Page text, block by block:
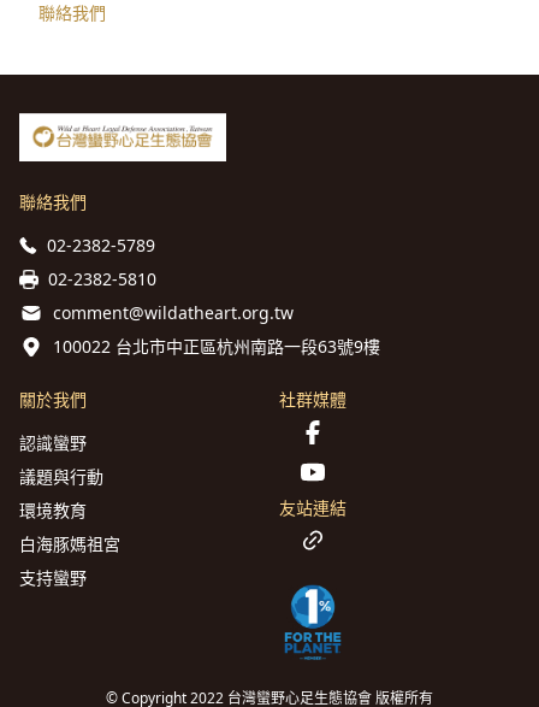
聯絡我們
聯絡我們
02-2382-5789
02-2382-5810
comment@wildatheart.org.tw
100022 台北市中正區杭州南路一段63號9樓
關於我們
認識蠻野
議題與行動
環境教育
白海豚媽祖宮
支持蠻野
社群媒體
友站連結
© Copyright 2022 台灣蠻野心足生態協會 版權所有